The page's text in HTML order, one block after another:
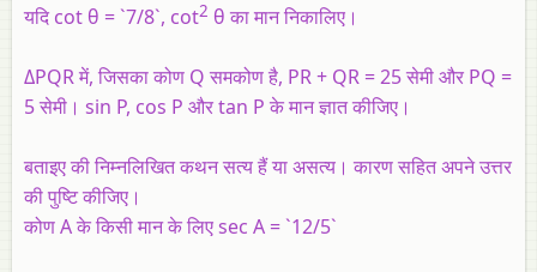
यदि cot θ = `7/8`, cot2 θ का मान निकालिए।
ΔPQR में, जिसका कोण Q समकोण है, PR + QR = 25 सेमी और PQ =
5 सेमी। sin P, cos P और tan P के मान ज्ञात कीजिए।
बताइए की निम्नलिखित कथन सत्य हैं या असत्य। कारण सहित अपने उत्तर
की पुष्टि कीजिए।
कोण A के किसी मान के लिए sec A = `12/5`